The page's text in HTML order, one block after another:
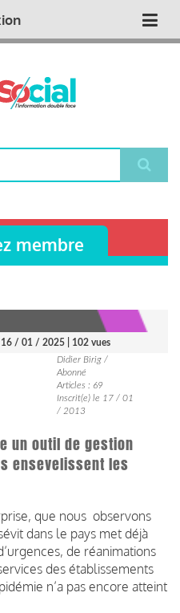
membre
16 / 01 / 2025
| 102 vues
Didier Birig /
Abonné
Articles : 69
Inscrit(e) le 17 / 01
/ 2013
un outil de gestion
ensevelissent les
que nous observons
dans le pays met déjà
de réanimations
des établissements
n’a pas encore atteint